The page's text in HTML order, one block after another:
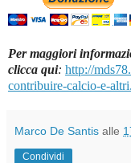
Per maggiori
clicca qui: http://
contribuire-calcio-e-
Marco De Santis alle
Condividi